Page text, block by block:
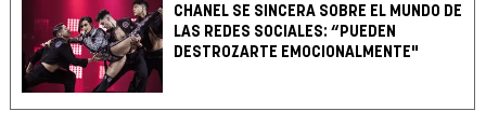
CHANEL SE SINCERA SOBRE EL MUNDO DE
LAS REDES SOCIALES: “PUEDEN
DESTROZARTE EMOCIONALMENTE"